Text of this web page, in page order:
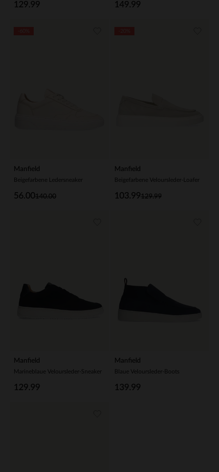
129.99 149.99
Manfield
Beigefarbene Ledersneaker
140.00
56.00
Manfield
Beigefarbene Veloursleder-Loafer
129.99
103.99
Manfield
Marineblaue Veloursleder-Sneaker
129.99
Manfield
Blaue Veloursleder-Boots
139.99